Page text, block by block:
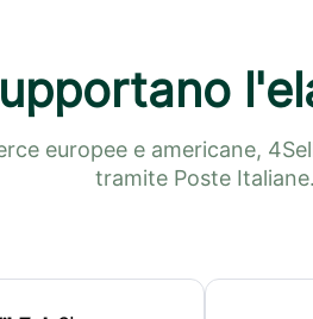
europee e americane,
tramite Poste Italiane.